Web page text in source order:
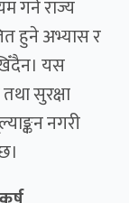
गर्ने राज्य
हुने अभ्यास र
यस
सुरक्षा
नगरी